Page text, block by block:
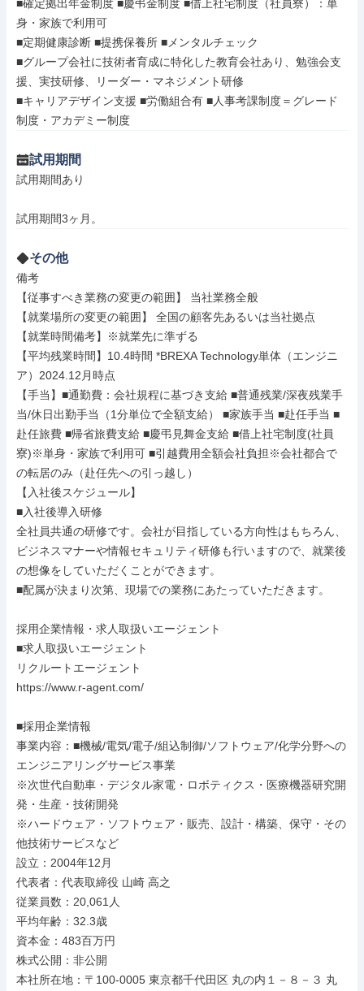
■確定拠出年金制度 ■慶弔金制度 ■借上社宅制度（社員寮）：単
身・家族で利用可
■定期健康診断 ■提携保養所 ■メンタルチェック
■グループ会社に技術者育成に特化した教育会社あり、勉強会支
援、実技研修、リーダー・マネジメント研修
■キャリアデザイン支援 ■労働組合有 ■人事考課制度＝グレード
制度・アカデミー制度
試用期間
試用期間あり
試用期間3ヶ月。
その他
備考
【従事すべき業務の変更の範囲】 当社業務全般
【就業場所の変更の範囲】 全国の顧客先あるいは当社拠点
【就業時間備考】※就業先に準ずる
【平均残業時間】10.4時間 *BREXA Technology単体（エンジニ
ア）2024.12月時点
【手当】■通勤費：会社規程に基づき支給 ■普通残業/深夜残業手
当/休日出勤手当（1分単位で全額支給） ■家族手当 ■赴任手当 ■
赴任旅費 ■帰省旅費支給 ■慶弔見舞金支給 ■借上社宅制度(社員
寮)※単身・家族で利用可 ■引越費用全額会社負担※会社都合で
の転居のみ（赴任先への引っ越し）
【入社後スケジュール】
■入社後導入研修
全社員共通の研修です。会社が目指している方向性はもちろん、
ビジネスマナーや情報セキュリティ研修も行いますので、就業後
の想像をしていただくことができます。
■配属が決まり次第、現場での業務にあたっていただきます。
採用企業情報・求人取扱いエージェント
■求人取扱いエージェント
リクルートエージェント
https://www.r-agent.com/
■採用企業情報
事業内容：■機械/電気/電子/組込制御/ソフトウェア/化学分野への
エンジニアリングサービス事業
※次世代自動車・デジタル家電・ロボティクス・医療機器研究開
発・生産・技術開発
※ハードウェア・ソフトウェア・販売、設計・構築、保守・その
他技術サービスなど
設立：2004年12月
代表者：代表取締役 山崎 高之
従業員数：20,061人
平均年齢：32.3歳
資本金：483百万円
株式公開：非公開
本社所在地：〒100-0005 東京都千代田区 丸の内１－８－３ 丸